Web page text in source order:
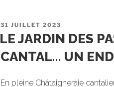
PUBLIÉ
31 JUILLET 2023
LE JARDIN DES
CANTAL… UN
En pleine Châtaigneraie